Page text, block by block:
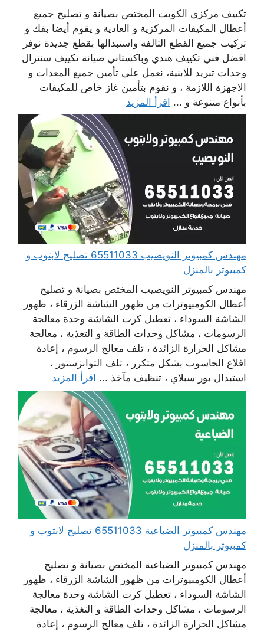
تكييف مركزي الكويت المختص بصيانة و تصليح جميع
أعطال المكيفات المركزية و العادية و يقوم أيضا بفك و
تركيب جميع القطع التالفة واستبدالها بقطع جديدة نوفر
افضل فني تكييف هندي وباكستاني صيانة تكييف سنترال
وحدات تبريد للابنية، نعمل على تأمين جميع المعدات و
الاجهزة اللازمة ، و نقوم بتأمين غاز خاص للمكيفات
بأنواع متنوعة و ... اقرأ المزيد
مهندس كمبيوتر النويصيب 65511033 تصليح لابتوب و
كمبيوتر بالمنزل
مهندس كمبيوتر النويصيب المختص بصيانة و تصليح
أعطال الكومبيوترات من ظهور الشاشة الزرقاء ، ظهور
الشاشة السوداء ، تعطيل كرت الشاشة وحدة معالجة
الرسومات ، مشاكل وحدات الطاقة و التغذية ، معالجة
مشاكل الحرارة الزائدة ، تلف معالج الرسوم ، إعادة
اقلاع الحاسوب بشكل متكرر ، تلف التوانزستور ،
استبدال بور سبلاي ، تنظيف مآخذ ... اقرأ المزيد
مهندس كمبيوتر الضباعية 65511033 تصليح لابتوب و
كمبيوتر بالمنزل
مهندس كمبيوتر الضباعية المختص بصيانة و تصليح
أعطال الكومبيوترات من ظهور الشاشة الزرقاء ، ظهور
الشاشة السوداء ، تعطيل كرت الشاشة وحدة معالجة
الرسومات ، مشاكل وحدات الطاقة و التغذية ، معالجة
مشاكل الحرارة الزائدة ، تلف معالج الرسوم ، إعادة